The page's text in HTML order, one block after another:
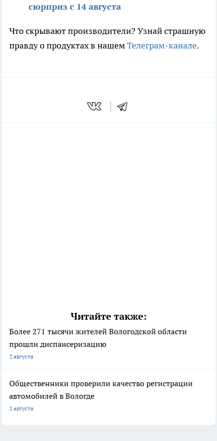
сюрприз с 14 августа
Что скрывают производители? Узнай страшную
правду о продуктах в нашемТелеграм-канале.
Читайте также:
Более 271 тысячи жителей Вологодской области
прошли диспансеризацию
2 августа
Общественники проверили качество регистрации
автомобилей в Вологде
2 августа